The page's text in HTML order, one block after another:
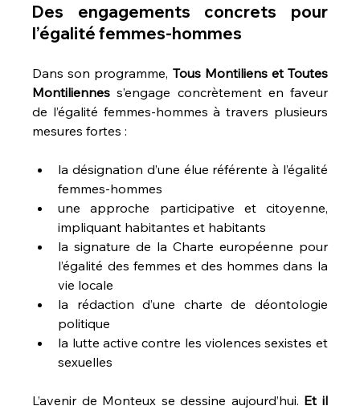
Des engagements concrets pour
l’égalité femmes-hommes
Dans son programme, Tous Montiliens et Toutes
Montiliennes s’engage concrètement en faveur
de l’égalité femmes-hommes à travers plusieurs
mesures fortes :
la désignation d’une élue référente à l’égalité
femmes-hommes
une approche participative et citoyenne,
impliquant habitantes et habitants
la signature de la Charte européenne pour
l’égalité des femmes et des hommes dans la
vie locale
la rédaction d’une charte de déontologie
politique
la lutte active contre les violences sexistes et
sexuelles
L’avenir de Monteux se dessine aujourd’hui. Et il